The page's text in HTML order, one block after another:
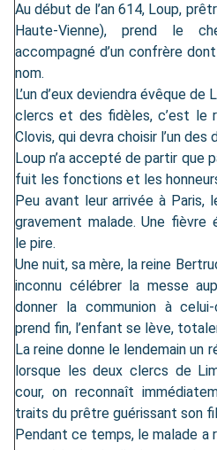
Au début de l’an 614, Loup,
Haute-Vienne), prend le
accompagné d’un confrère
nom.
L’un d’eux deviendra évêque
clercs et des fidèles, c’est le
Clovis, qui devra choisir l’un des
Loup n’a accepté de partir que
fuit les fonctions et les
Peu avant leur arrivée à
gravement malade. Une fièvre
le pire.
Une nuit, sa mère, la reine
inconnu célébrer la messe
donner la communion à
prend fin, l’enfant se lève,
La reine donne le lendemain
lorsque les deux clercs de
cour, on reconnaît
traits du prêtre guérissant son
Pendant ce temps, le malade a